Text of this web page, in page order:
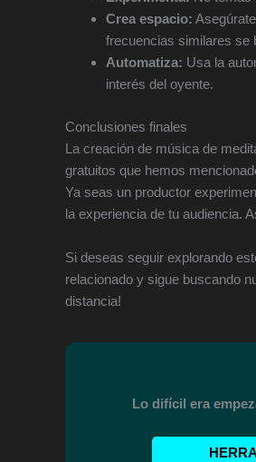
Crea espacio:
frecuencias similares se
Automatiza: Usa la
interés del oyente.
Conclusiones finales
La creación de música de
gratuitos que hemos
Ya seas un productor
la experiencia de tu audiencia.
Si deseas seguir explorando
relacionado y sigue buscando
distancia!
Lo difícil era